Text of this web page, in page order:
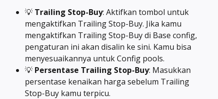
💡 Trailing Stop-Buy: Aktifkan tombol untuk
mengaktifkan Trailing Stop-Buy. Jika kamu
mengaktifkan Trailing Stop-Buy di Base config,
pengaturan ini akan disalin ke sini. Kamu bisa
menyesuaikannya untuk Config pools.
💡 Persentase Trailing Stop-Buy: Masukkan
persentase kenaikan harga sebelum Trailing
Stop-Buy kamu terpicu.